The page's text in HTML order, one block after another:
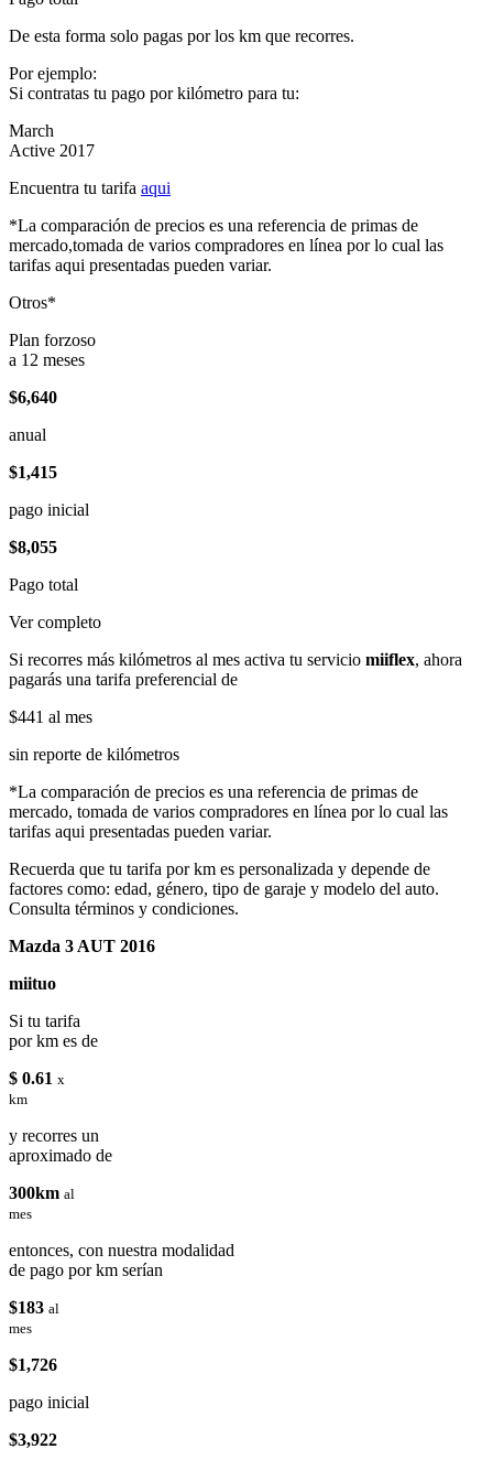
De esta forma solo pagas por los km que recorres.
Por ejemplo:
Si contratas tu pago por kilómetro para tu:
March
Active 2017
Encuentra tu tarifa aqui
*La comparación de precios es una referencia de primas de
mercado,tomada de varios compradores en línea por lo cual las
tarifas aqui presentadas pueden variar.
Otros*
Plan forzoso
a 12 meses
$6,640
anual
$1,415
pago inicial
$8,055
Pago total
Ver completo
Si recorres más kilómetros al mes activa tu servicio miiflex, ahora
pagarás una tarifa preferencial de
$441 al mes
sin reporte de kilómetros
*La comparación de precios es una referencia de primas de
mercado, tomada de varios compradores en línea por lo cual las
tarifas aqui presentadas pueden variar.
Recuerda que tu tarifa por km es personalizada y depende de
factores como: edad, género, tipo de garaje y modelo del auto.
Consulta términos y condiciones.
Mazda 3 AUT 2016
miituo
Si tu tarifa
por km es de
$ 0.61 x
km
y recorres un
aproximado de
300km al
mes
entonces, con nuestra modalidad
de pago por km serían
$183 al
mes
$1,726
pago inicial
$3,922